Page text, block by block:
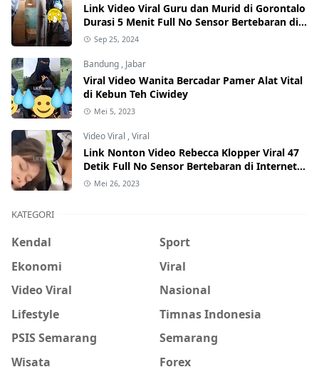
Link Video Viral Guru dan Murid di Gorontalo
Durasi 5 Menit Full No Sensor Bertebaran di
Internet, Hati-Hati Phising!
Sep 25, 2024
Bandung , Jabar
Viral Video Wanita Bercadar Pamer Alat Vital
di Kebun Teh Ciwidey
Mei 5, 2023
Video Viral ,Viral
Link Nonton Video Rebecca Klopper Viral 47
Detik Full No Sensor Bertebaran di Internet,
Hati-Hati Phising!
Mei 26, 2023
KATEGORI
Kendal
Sport
Ekonomi
Viral
Video Viral
Nasional
Lifestyle
Timnas Indonesia
PSIS Semarang
Semarang
Wisata
Forex